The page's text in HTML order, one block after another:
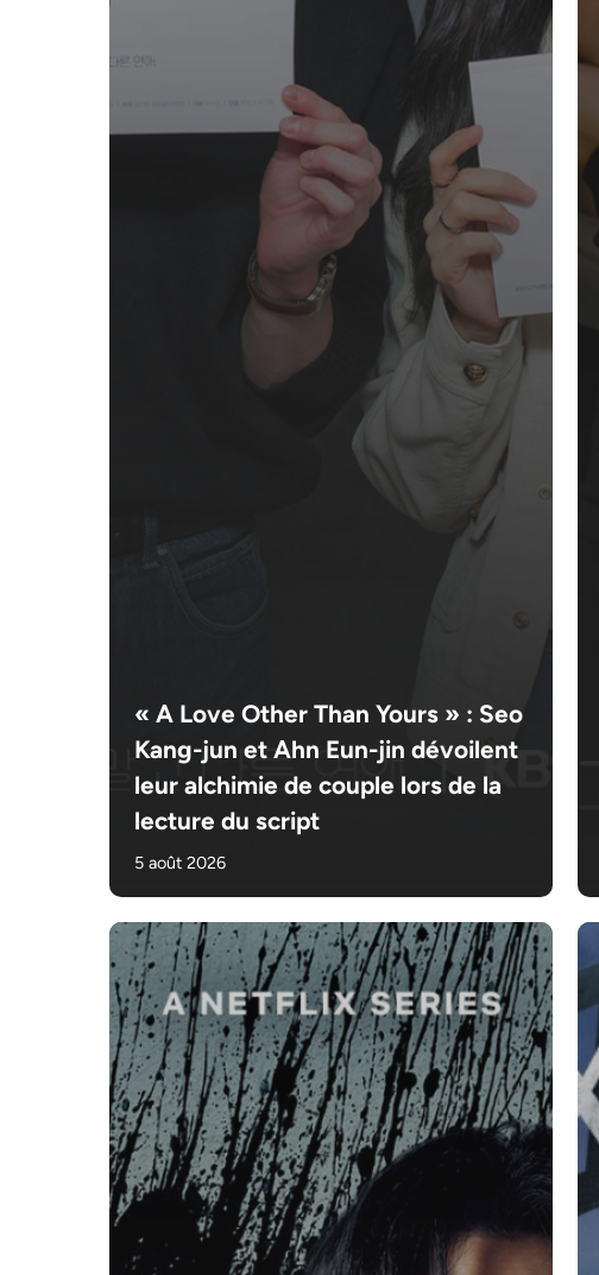
« A Love Other Than Yours » : Seo
Kang-jun et Ahn Eun-jin dévoilent
leur alchimie de couple lors de la
lecture du script
5 août 2026